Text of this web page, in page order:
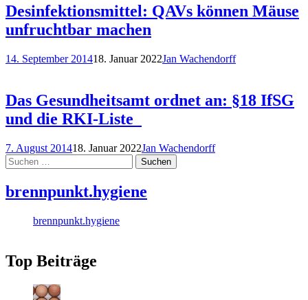
Desinfektionsmittel: QAVs können Mäuse
unfruchtbar machen
14. September 201418. Januar 2022Jan Wachendorff
Das Gesundheitsamt ordnet an: §18 IfSG
und die RKI-Liste
7. August 201418. Januar 2022Jan Wachendorff
Suchen
nach:
brennpunkt.hygiene
brennpunkt.hygiene
Top Beiträge